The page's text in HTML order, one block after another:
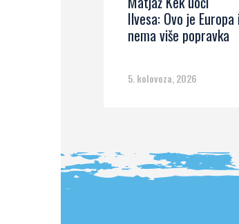
Ilvesa: Ovo je Europa
nema više popravka
5. kolovoza, 2026